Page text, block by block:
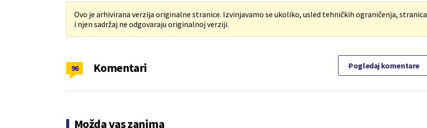
Ovo je arhivirana verzija originalne stranice. Izvinjavamo se ukoliko, usled tehničkih ograničenja, stranica
i njen sadržaj ne odgovaraju originalnoj verziji.
Komentari
96 Pogledaj komentare
Možda vas zanima